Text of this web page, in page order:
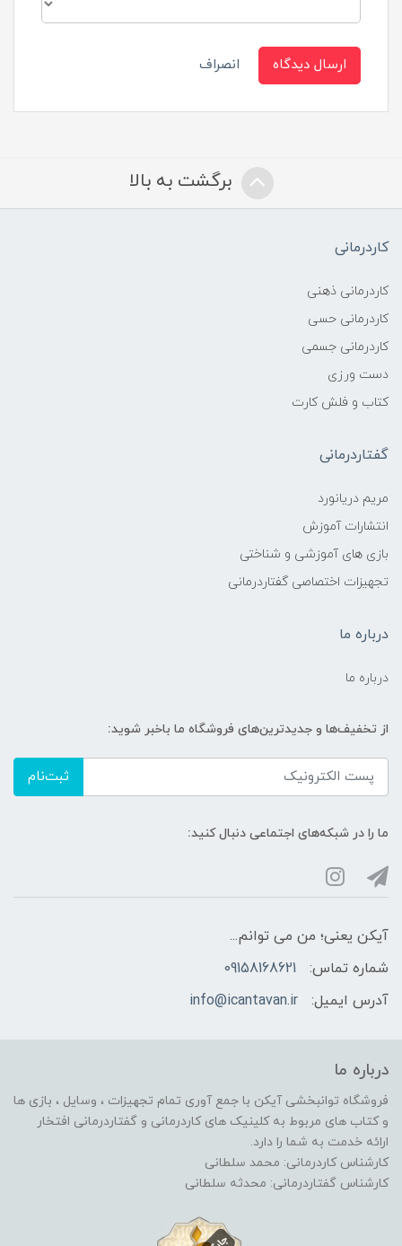
ارسال دیدگاه انصراف
برگشت به بالا
کاردرمانی
کاردرمانی ذهنی
کاردرمانی حسی
کاردرمانی جسمی
دست ورزی
کتاب و فلش کارت
گفتاردرمانی
مریم دریانورد
انتشارات آموزش
بازی های آموزشی و شناختی
تجهیزات اختصاصی گفتاردرمانی
درباره ما
درباره ما
از تخفیف‌ها و جدیدترین‌های فروشگاه ما باخبر شوید:
ثبت‌نام
ما را در شبکه‌های اجتماعی دنبال کنید:
آیکن یعنی؛ من می توانم...
شماره تماس:
09158168621
آدرس ایمیل:
info@icantavan.ir
درباره ما
فروشگاه توانبخشی آیکن با جمع آوری تمام تجهیزات ، وسایل ، بازی ها
و کتاب های مربوط به کلینیک های کاردرمانی و گفتاردرمانی افتخار
ارائه خدمت به شما را دارد.
کارشناس کاردرمانی: محمد سلطانی
کارشناس گفتاردرمانی: محدثه سلطانی